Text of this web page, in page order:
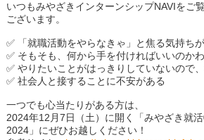
いつもみやざきインターンシップNAVIをご
ございます。
✅ 「就職活動をやらなきゃ」と焦る気持ち
✅ そもそも、何から手を付ければいいのか
✅ やりたいことがはっきりしていないので
✅ 社会人と接することに不安がある
一つでも心当たりがある方は、
2024年12月7日（土）に開く「みやざき就
2024」にぜひお越しください！